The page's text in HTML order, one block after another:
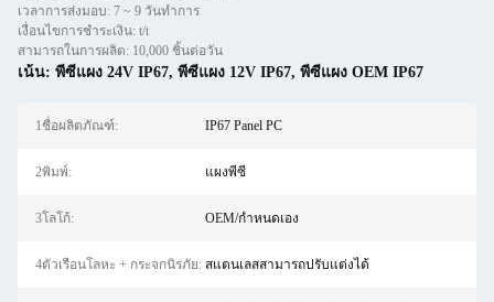
เวลาการส่งมอบ: 7 ~ 9 วันทําการ
เงื่อนไขการชำระเงิน: t/t
สามารถในการผลิต: 10,000 ชิ้นต่อวัน
เน้น: พีซีแผง 24V IP67, พีซีแผง 12V IP67, พีซีแผง OEM IP67
1ชื่อผลิตภัณฑ์: IP67 Panel PC
2พิมพ์: แผงพีซี
3โลโก้: OEM/กำหนดเอง
4ตัวเรือนโลหะ + กระจกนิรภัย: สแตนเลสสามารถปรับแต่งได้